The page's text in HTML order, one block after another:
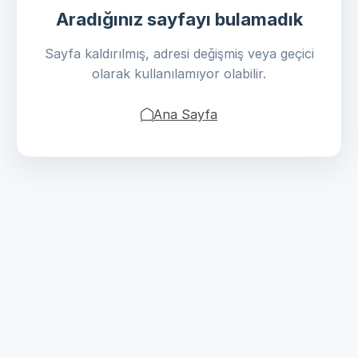
Aradığınız sayfayı bulamadık
Sayfa kaldırılmış, adresi değişmiş veya geçici
olarak kullanılamıyor olabilir.
Ana Sayfa